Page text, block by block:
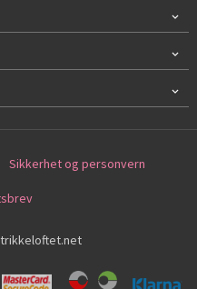
Sikkerhet og personvern